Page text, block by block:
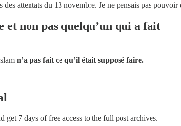
attentats du 13 novembre. Je ne pensais pas pouvoir
non pas quelqu’un qui a fait
n’a pas fait ce qu’il était supposé faire.
get 7 days of free access to the full post archives.